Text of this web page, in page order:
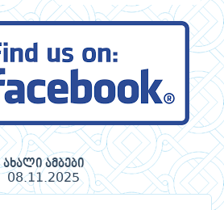
ახალი ამბები
08.11.2025